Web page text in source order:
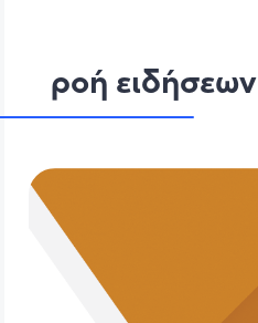
ροή ειδήσεων